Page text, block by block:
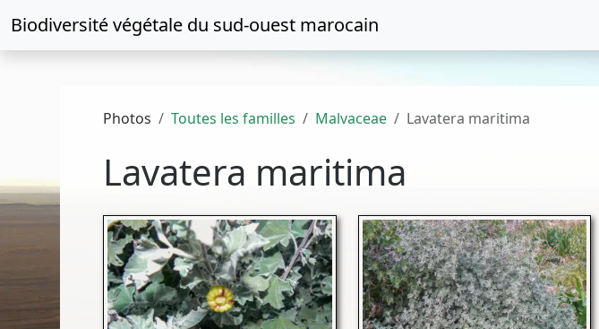
Biodiversité végétale du sud-ouest marocain
Photos Toutes les familles Malvaceae Lavatera maritima
Lavatera maritima